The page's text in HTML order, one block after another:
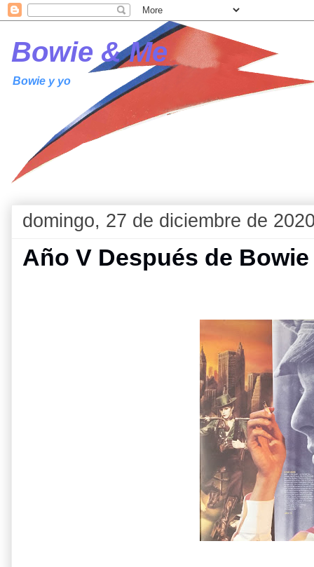
Bowie & Me
Bowie y yo
domingo, 27 de diciembre de
Año V Después de Bowie